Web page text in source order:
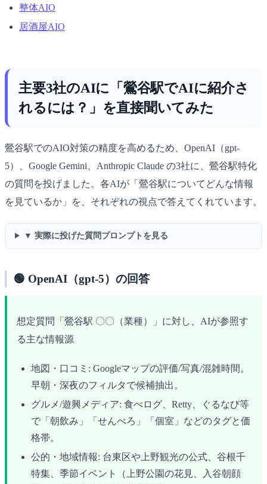
整体AIO
居酒屋AIO
主要3社のAIに「鶯谷駅でAIに紹介さ
れるには？」を直接聞いてみた
鶯谷駅でのAIO対策の精度を高めるため、OpenAI（gpt-
5）、Google Gemini、Anthropic Claude の3社に、鶯谷駅特化
の質問を投げました。各AIが「鶯谷駅についてどんな情報
を見ているか」を、それぞれの視点で答えてくれています。
▼ 実際に投げた質問プロンプトを見る
🟢 OpenAI（gpt-5）の回答
想定質問「鶯谷駅 〇〇（業種）」に対し、AIが参照す
る主な情報源
地図・口コミ: Googleマップの評価/写真/混雑時間。
早朝・深夜のフィルタで候補抽出。
グルメ/遊興メディア: 食べログ、Retty、ぐるなび等
で「朝飲み」「せんべろ」「個室」などのタグと価
格帯。
公的・地域情報: 台東区や上野観光の公式、谷根千
特集、季節イベント（上野公園の花見、入谷朝顔